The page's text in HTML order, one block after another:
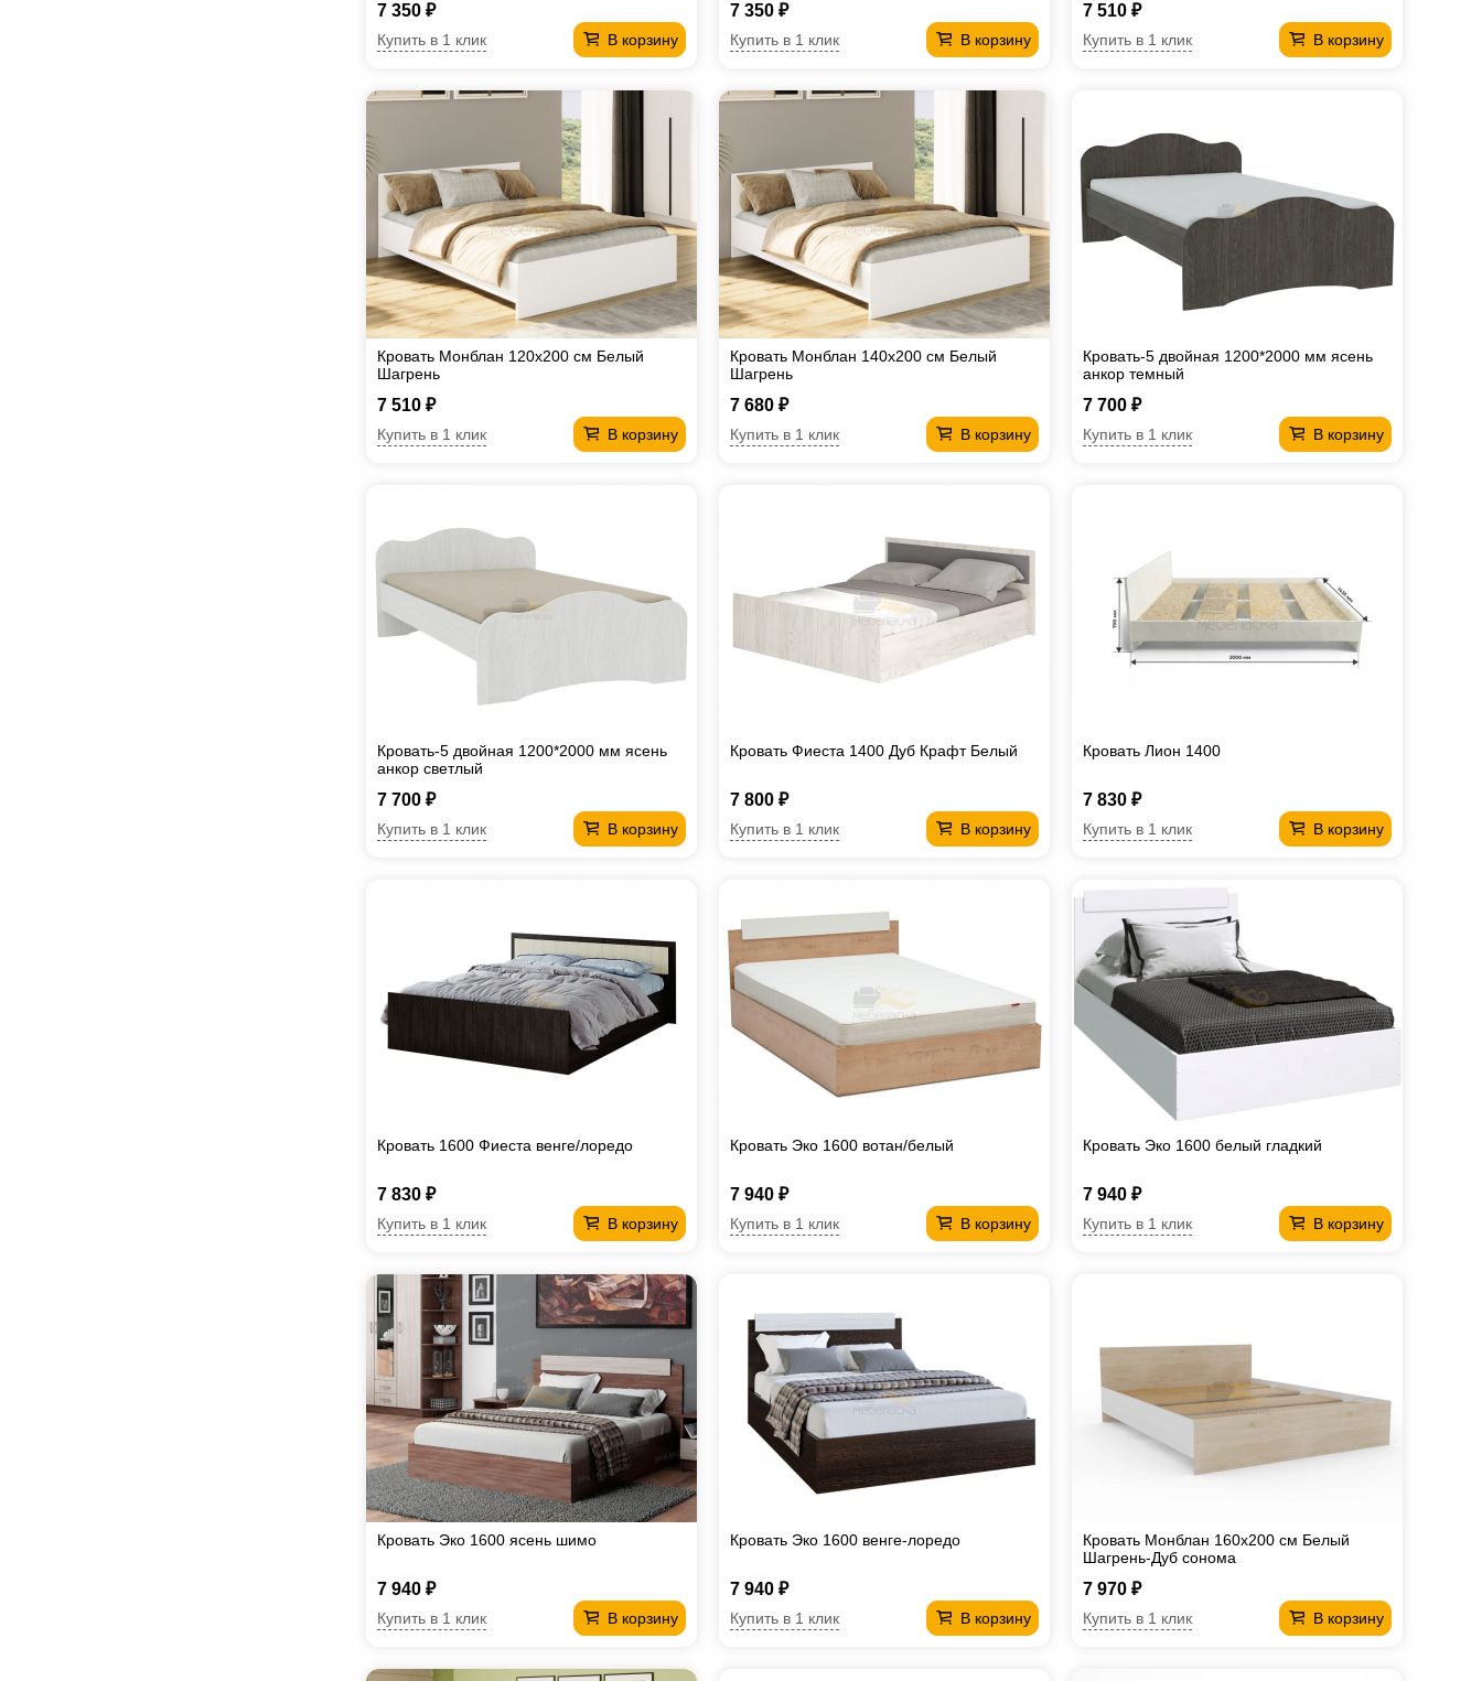
7 350 ₽
В корзину
Купить в 1 клик
7 350 ₽
В корзину
Купить в 1 клик
7 510 ₽
В корзину
Купить в 1 клик
Кровать Монблан 120х200 см Белый
Шагрень
7 510 ₽
В корзину
Купить в 1 клик
Кровать Монблан 140х200 см Белый
Шагрень
7 680 ₽
В корзину
Купить в 1 клик
Кровать-5 двойная 1200*2000 мм ясень
анкор темный
7 700 ₽
В корзину
Купить в 1 клик
Кровать-5 двойная 1200*2000 мм ясень
анкор светлый
7 700 ₽
В корзину
Купить в 1 клик
Кровать Фиеста 1400 Дуб Крафт Белый
7 800 ₽
В корзину
Купить в 1 клик
Кровать Лион 1400
7 830 ₽
В корзину
Купить в 1 клик
Кровать 1600 Фиеста венге/лоредо
7 830 ₽
В корзину
Купить в 1 клик
Кровать Эко 1600 вотан/белый
7 940 ₽
В корзину
Купить в 1 клик
Кровать Эко 1600 белый гладкий
7 940 ₽
В корзину
Купить в 1 клик
Кровать Эко 1600 ясень шимо
7 940 ₽
В корзину
Купить в 1 клик
Кровать Эко 1600 венге-лоредо
7 940 ₽
В корзину
Купить в 1 клик
Кровать Монблан 160х200 см Белый
Шагрень-Дуб сонома
7 970 ₽
В корзину
Купить в 1 клик